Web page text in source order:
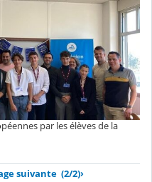
par les élèves de la
suivante (2/2)›